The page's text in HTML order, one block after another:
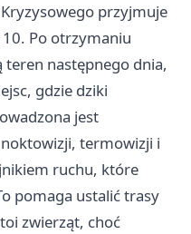
przyjmuje
Po otrzymaniu
teren następnego dnia,
gdzie dziki
jest
termowizji i
ruchu, które
pomaga ustalić trasy
zwierząt, choć